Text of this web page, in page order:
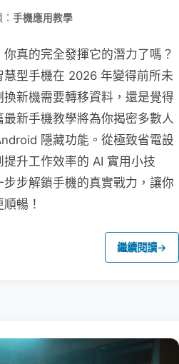
手機應用教學
真的完全發揮它的潛力了嗎？
慧型手機在 2026 年變得前所未
新機需要轉移資料，還是覺得
新手機教學將為你揭密多數人
隱藏功能。從極致省電設
升工作效率的 AI 實用小技
步解鎖手機的真實戰力，讓你
暢！
繼續閱讀→